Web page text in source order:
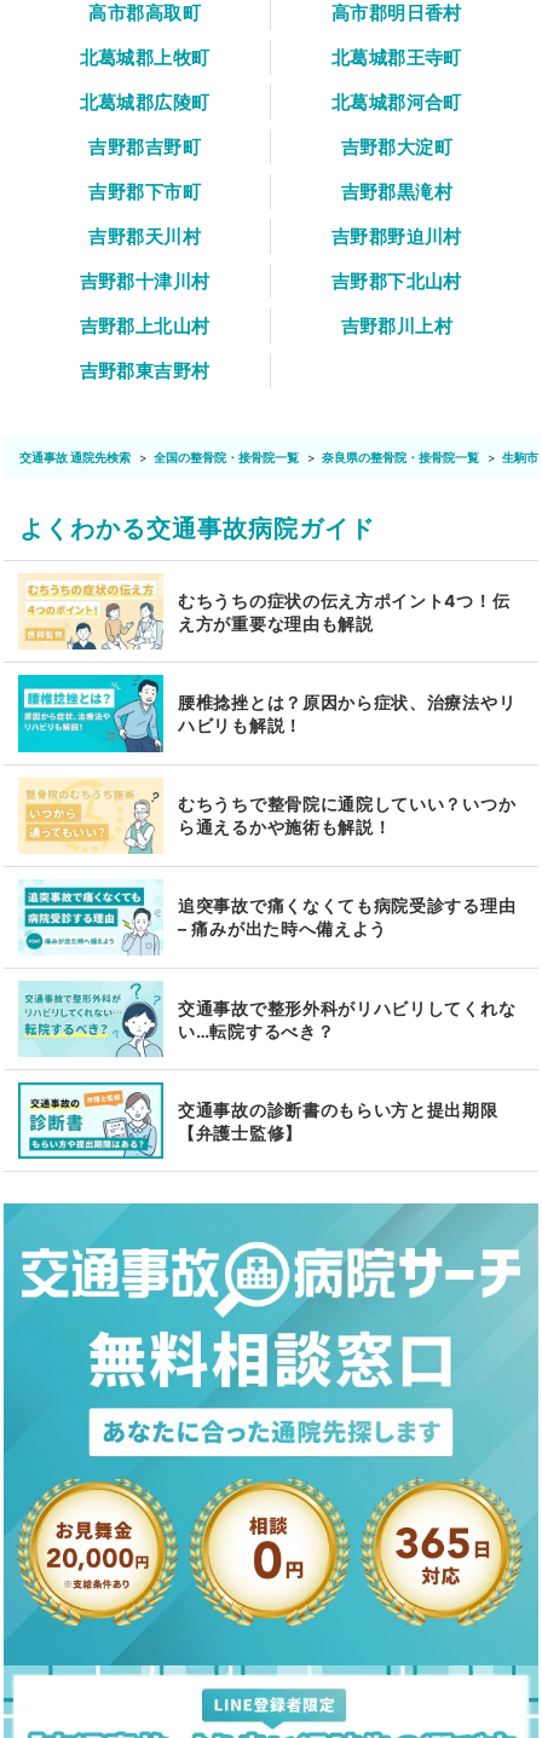
高市郡高取町
高市郡明日香村
北葛城郡上牧町
北葛城郡王寺町
北葛城郡広陵町
北葛城郡河合町
吉野郡吉野町
吉野郡大淀町
吉野郡下市町
吉野郡黒滝村
吉野郡天川村
吉野郡野迫川村
吉野郡十津川村
吉野郡下北山村
吉野郡上北山村
吉野郡川上村
吉野郡東吉野村
交通事故 通院先検索 全国の整骨院・接骨院一覧 奈良県の整骨院・接骨院一覧 生駒市
よくわかる交通事故病院ガイド
むちうちの症状の伝え方ポイント4つ！伝
え方が重要な理由も解説
腰椎捻挫とは？原因から症状、治療法やリ
ハビリも解説！
むちうちで整骨院に通院していい？いつか
ら通えるかや施術も解説！
追突事故で痛くなくても病院受診する理由
– 痛みが出た時へ備えよう
交通事故で整形外科がリハビリしてくれな
い…転院するべき？
交通事故の診断書のもらい方と提出期限
【弁護士監修】